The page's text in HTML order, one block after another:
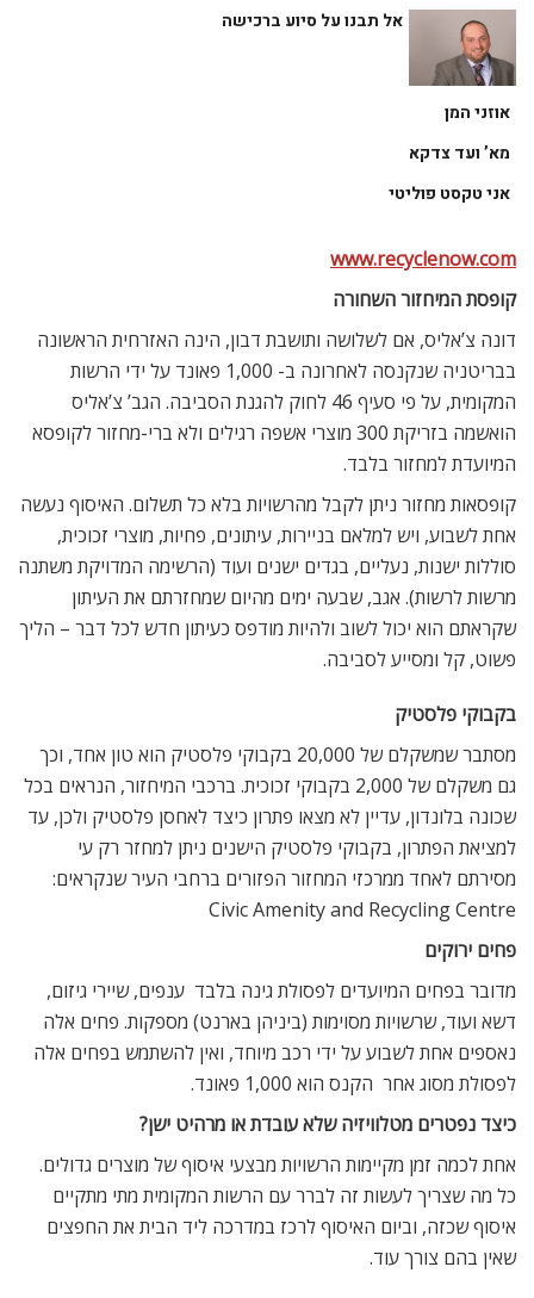
אל תבנו על סיוע ברכישה
אוזני המן
מא’ ועד צדקא
אני טקסט פוליטי
www.recyclenow.com
קופסת המיחזור השחורה
דונה צ’אליס, אם לשלושה ותושבת דבון, הינה האזרחית הראשונה
בבריטניה שנקנסה לאחרונה ב- 1,000 פאונד על ידי הרשות
המקומית, על פי סעיף 46 לחוק להגנת הסביבה. הגב’ צ’אליס
הואשמה בזריקת 300 מוצרי אשפה רגילים ולא ברי-מחזור לקופסא
המיועדת למחזור בלבד.
קופסאות מחזור ניתן לקבל מהרשויות בלא כל תשלום. האיסוף נעשה
אחת לשבוע, ויש למלאם בניירות, עיתונים, פחיות, מוצרי זכוכית,
סוללות ישנות, נעליים, בגדים ישנים ועוד (הרשימה המדויקת משתנה
מרשות לרשות). אגב, שבעה ימים מהיום שמחזרתם את העיתון
שקראתם הוא יכול לשוב ולהיות מודפס כעיתון חדש לכל דבר – הליך
פשוט, קל ומסייע לסביבה.
בקבוקי פלסטיק
מסתבר שמשקלם של 20,000 בקבוקי פלסטיק הוא טון אחד, וכך
גם משקלם של 2,000 בקבוקי זכוכית. ברכבי המיחזור, הנראים בכל
שכונה בלונדון, עדיין לא מצאו פתרון כיצד לאחסן פלסטיק ולכן, עד
למציאת הפתרון, בקבוקי פלסטיק הישנים ניתן למחזר רק עי
מסירתם לאחד ממרכזי המחזור הפזורים ברחבי העיר שנקראים:
Civic Amenity and Recycling Centre
פחים ירוקים
מדובר בפחים המיועדים לפסולת גינה בלבד  ענפים, שיירי גיזום,
דשא ועוד, שרשויות מסוימות (ביניהן בארנט) מספקות. פחים אלה
נאספים אחת לשבוע על ידי רכב מיוחד, ואין להשתמש בפחים אלה
לפסולת מסוג אחר  הקנס הוא 1,000 פאונד.
כיצד נפטרים מטלוויזיה שלא עובדת או מרהיט ישן?
אחת לכמה זמן מקיימות הרשויות מבצעי איסוף של מוצרים גדולים.
כל מה שצריך לעשות זה לברר עם הרשות המקומית מתי מתקיים
איסוף שכזה, וביום האיסוף לרכז במדרכה ליד הבית את החפצים
שאין בהם צורך עוד.